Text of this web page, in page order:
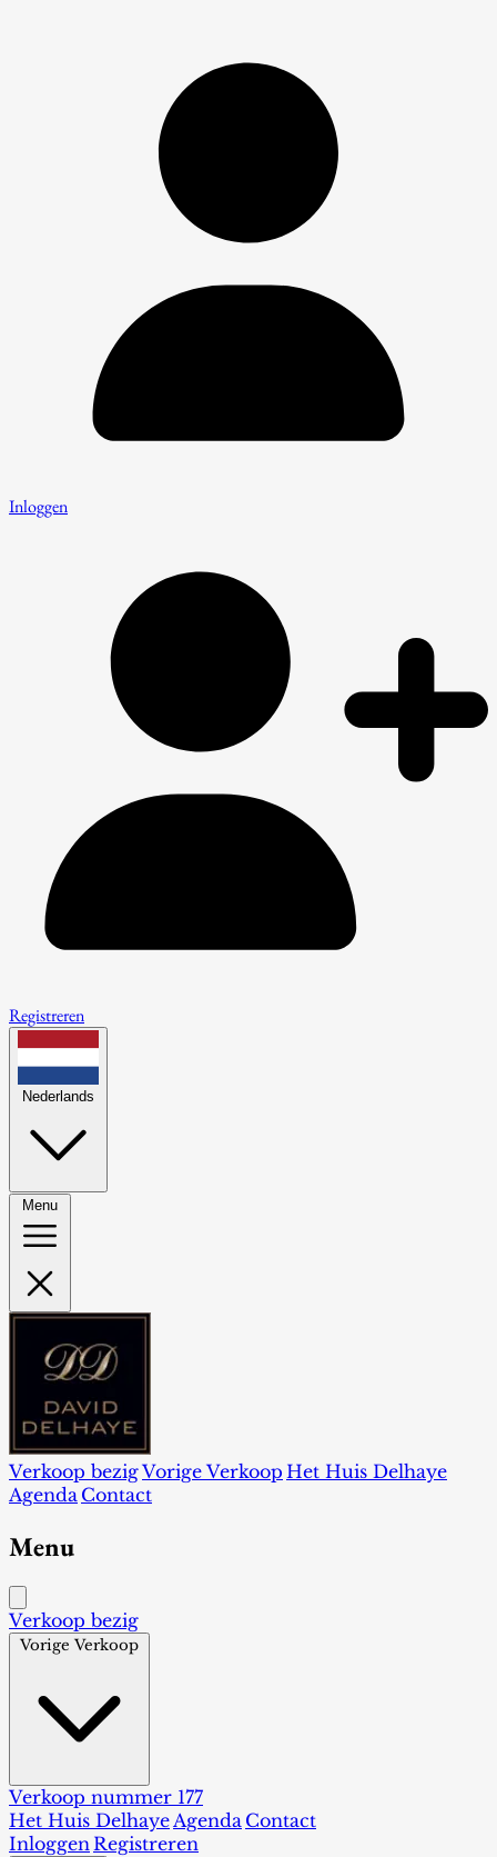
Inloggen
Registreren
Nederlands
Menu
Verkoop bezigVorige Verkoop Het Huis Delhaye
Agenda Contact
Menu
Verkoop bezig
Vorige Verkoop
Verkoop nummer 177
Het Huis DelhayeAgenda Contact
InloggenRegistreren